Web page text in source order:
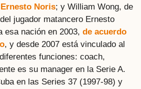
Ernesto Noris; y William Wong, de
jugador matancero Ernesto
esa nación en 2003, de acuerdo
, y desde 2007 está vinculado al
funciones: coach,
es su manager en la Serie A.
en las Series 37 (1997-98) y